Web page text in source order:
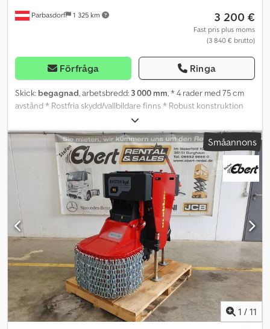
Parbasdorf 1 325 km 3 200 €
Fast pris plus moms
(3 840 € brutto)
Förfråga Ringa
Skick: begagnad, arbetsbredd: 3 000 mm, * 4 rader med 75 cm
avstånd * Rostfria skydd/vallbildare finns * Robust konstruktion
för odling av potatis och morötter Dcsdpfx Aezqwkfjh Rek Skick:
Fräsen har ett transmissionsfel och säljs därför uttryckligen som
defekt, ett projektobjekt eller för att användas som
reservdelskälla.
Småannons
1 / 11